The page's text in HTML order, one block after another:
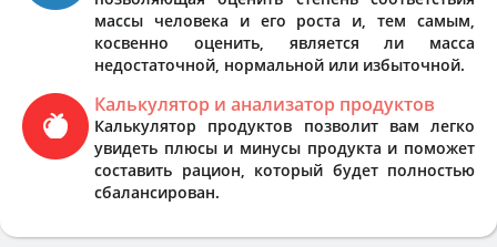
массы человека и его роста и, тем самым,
косвенно оценить, является ли масса
недостаточной, нормальной или избыточной.
Калькулятор и анализатор продуктов
Калькулятор продуктов позволит вам легко
увидеть плюсы и минусы продукта и поможет
составить рацион, который будет полностью
сбалансирован.